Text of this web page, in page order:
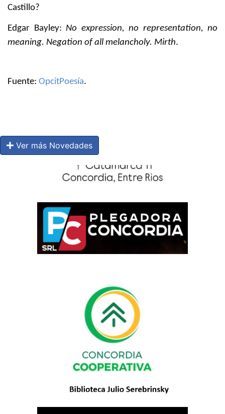
Castillo?
Edgar Bayley: No expression, no representation, no
meaning. Negation of all melancholy. Mirth.
Fuente: OpcitPoesía.
Ver más Novedades